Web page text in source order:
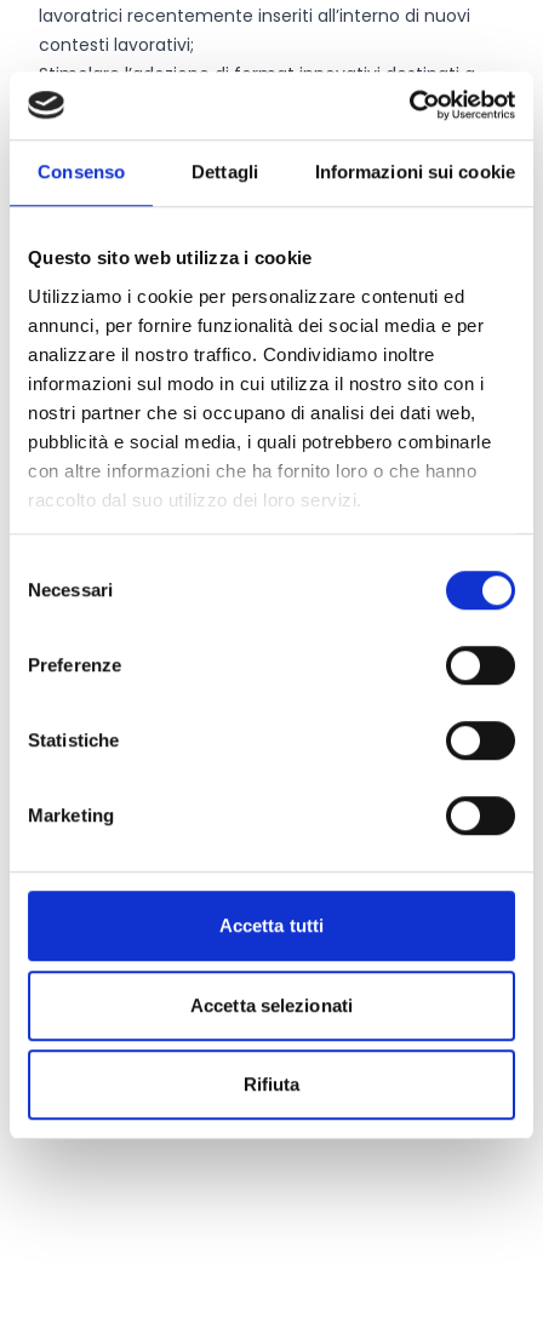
Consenso Dettagli Informazioni sui cookie
Questo sito web utilizza i cookie
Utilizziamo i cookie per personalizzare contenuti ed
annunci, per fornire funzionalità dei social media e per
analizzare il nostro traffico. Condividiamo inoltre
informazioni sul modo in cui utilizza il nostro sito con i
nostri partner che si occupano di analisi dei dati web,
pubblicità e social media, i quali potrebbero combinarle
con altre informazioni che ha fornito loro o che hanno
raccolto dal suo utilizzo dei loro servizi.
delNecessari
Preferenze
Statistiche
Marketing
Accetta tutti
Accetta selezionati
Rifiuta
lavoratrici recentemente inseriti all’interno di nuovi
contesti lavorativi;
Stimolare l’adozione di format innovativi destinati a
supportare le prime esperienze lavorative dei giovani
posizionamento lavorativo all’interno del settore
Conosci Obiettivo Europa?
Prova gratis